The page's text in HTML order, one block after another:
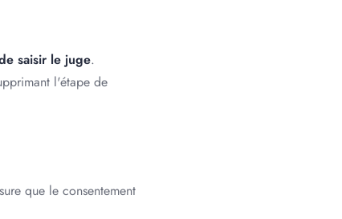
saisir le juge.
l'étape de
que le consentement